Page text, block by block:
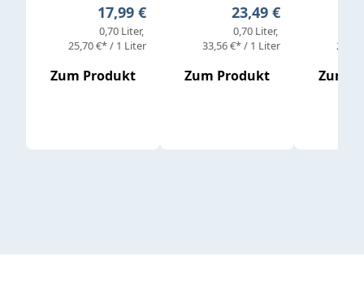
Regulärer Preis:
17,99 €
0,70 Liter
25,70 €* / 1 Liter
Zum Produkt
Regulärer Preis:
23,49 €
0,70 Liter
33,56 €* / 1 Liter
Zum Produkt Zum